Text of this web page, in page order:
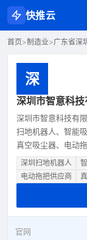
快推云
首页>制造业>广东省深
深
深圳市智意科技
深圳市智意科技有
扫地机器人、智能
真空吸尘器、电动
深圳扫地机器人
电动拖把供应商
官网